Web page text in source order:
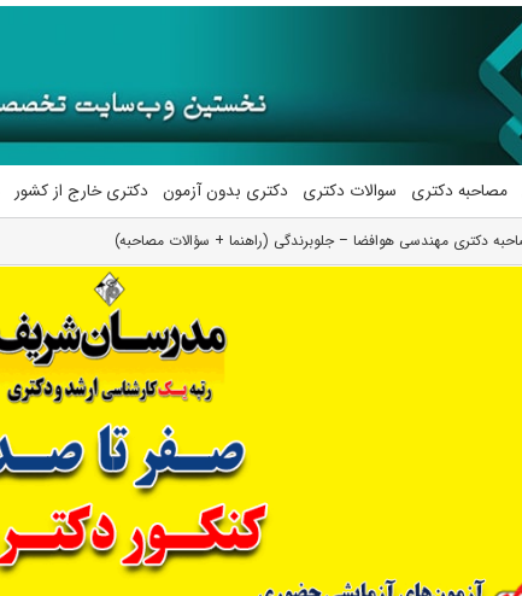
مصاحبه دکتری سوالات دکتری دکتری بدون آزمون دکتری خارج از کشور
دکتری مهندسی هوافضا – جلوبرندگی (راهنما + سؤالات مصاحبه)